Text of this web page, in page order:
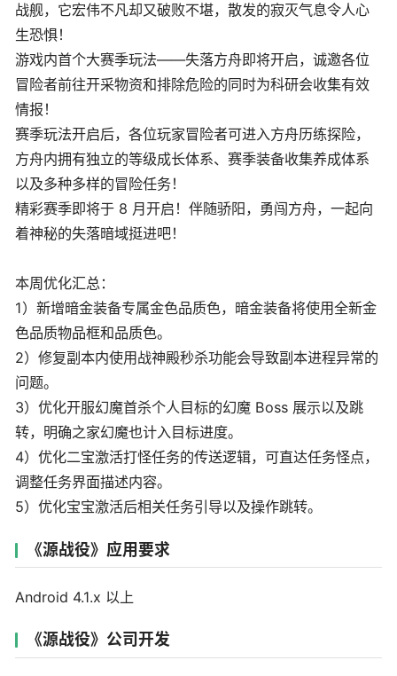
战舰，它宏伟不凡却又破败不堪，散发的寂灭气息令人心
生恐惧！
游戏内首个大赛季玩法——失落方舟即将开启，诚邀各位
冒险者前往开采物资和排除危险的同时为科研会收集有效
情报！
赛季玩法开启后，各位玩家冒险者可进入方舟历练探险，
方舟内拥有独立的等级成长体系、赛季装备收集养成体系
以及多种多样的冒险任务！
精彩赛季即将于 8 月开启！伴随骄阳，勇闯方舟，一起向
着神秘的失落暗域挺进吧！
本周优化汇总：
1）新增暗金装备专属金色品质色，暗金装备将使用全新金
色品质物品框和品质色。
2）修复副本内使用战神殿秒杀功能会导致副本进程异常的
问题。
3）优化开服幻魔首杀个人目标的幻魔 Boss 展示以及跳
转，明确之家幻魔也计入目标进度。
4）优化二宝激活打怪任务的传送逻辑，可直达任务怪点，
调整任务界面描述内容。
5）优化宝宝激活后相关任务引导以及操作跳转。
《源战役》应用要求
Android 4.1.x 以上
《源战役》公司开发